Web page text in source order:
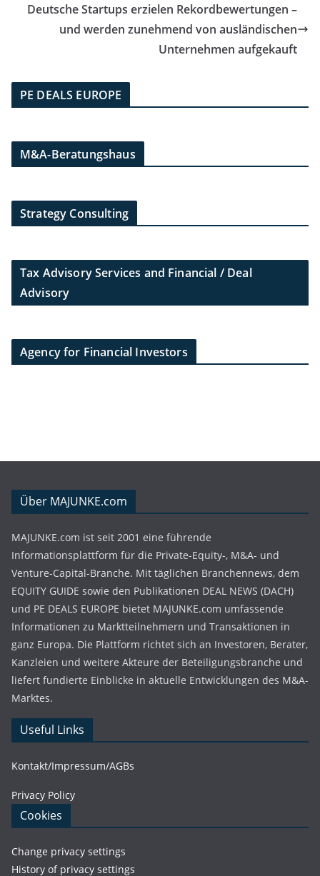
Deutsche Startups erzielen Rekordbewertungen –
und werden zunehmend von ausländischen
Unternehmen aufgekauft
PE DEALS EUROPE
M&A-Beratungshaus
Strategy Consulting
Tax Advisory Services and Financial / Deal
Advisory
Agency for Financial Investors
Über MAJUNKE.com
MAJUNKE.com ist seit 2001 eine führende
Informationsplattform für die Private-Equity-, M&A- und
Venture-Capital-Branche. Mit täglichen Branchennews, dem
EQUITY GUIDE sowie den Publikationen DEAL NEWS (DACH)
und PE DEALS EUROPE bietet MAJUNKE.com umfassende
Informationen zu Marktteilnehmern und Transaktionen in
ganz Europa. Die Plattform richtet sich an Investoren, Berater,
Kanzleien und weitere Akteure der Beteiligungsbranche und
liefert fundierte Einblicke in aktuelle Entwicklungen des M&A-
Marktes.
Useful Links
Kontakt/Impressum/AGBs
Privacy Policy
Cookies
Change privacy settings
History of privacy settings